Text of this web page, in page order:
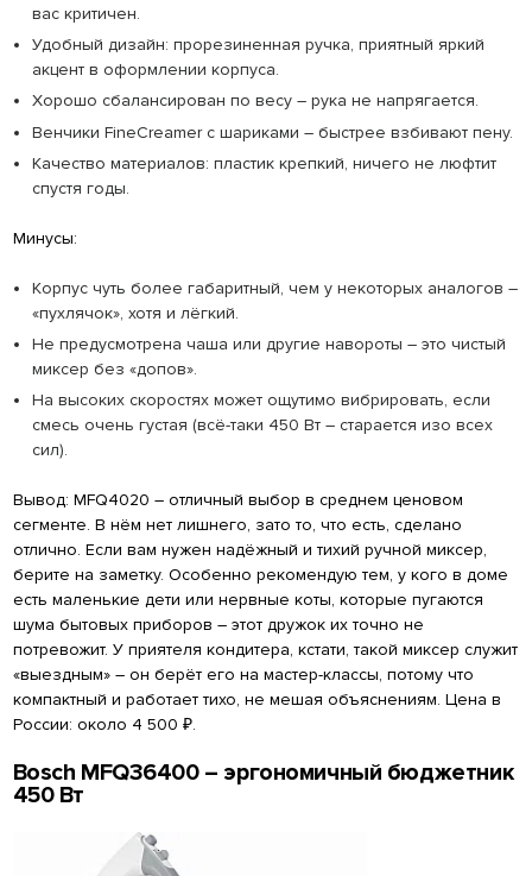
вас критичен.
Удобный дизайн: прорезиненная ручка, приятный яркий
акцент в оформлении корпуса.
Хорошо сбалансирован по весу – рука не напрягается.
Венчики FineCreamer с шариками – быстрее взбивают пену.
Качество материалов: пластик крепкий, ничего не люфтит
спустя годы.
Минусы:
Корпус чуть более габаритный, чем у некоторых аналогов –
«пухлячок», хотя и лёгкий.
Не предусмотрена чаша или другие навороты – это чистый
миксер без «допов».
На высоких скоростях может ощутимо вибрировать, если
смесь очень густая (всё-таки 450 Вт – старается изо всех
сил).
Вывод: MFQ4020 – отличный выбор в среднем ценовом
сегменте. В нём нет лишнего, зато то, что есть, сделано
отлично. Если вам нужен надёжный и тихий ручной миксер,
берите на заметку. Особенно рекомендую тем, у кого в доме
есть маленькие дети или нервные коты, которые пугаются
шума бытовых приборов – этот дружок их точно не
потревожит. У приятеля кондитера, кстати, такой миксер служит
«выездным» – он берёт его на мастер-классы, потому что
компактный и работает тихо, не мешая объяснениям. Цена в
России: около 4 500 ₽.
Bosch MFQ36400 – эргономичный бюджетник
450 Вт